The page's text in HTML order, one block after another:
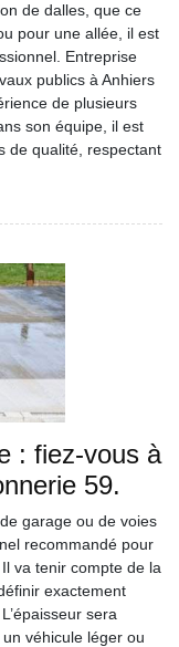
de dalles, que ce
pour une allée, il est
Entreprise
publics à Anhiers
de plusieurs
son équipe, il est
de qualité, respectant
: fiez-vous à
59.
garage ou de voies
recommandé pour
va tenir compte de la
exactement
sera
un véhicule léger ou